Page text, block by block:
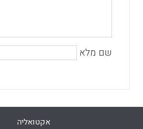
שם מלא
אקטואליה